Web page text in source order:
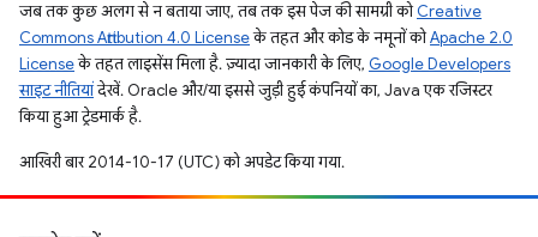
जब तक कुछ अलग से न बताया जाए, तब तक इस पेज की सामग्री कोCreative
Commons Attribution 4.0 Licenseके तहत और कोड के नमूनों कोApache 2.0
Licenseके तहत लाइसेंस मिला है. ज़्यादा जानकारी के लिए, Google Developers
साइट नीतियांदेखें. Oracle और/या इससे जुड़ी हुई कंपनियों का, Java एक रजिस्टर
किया हुआ ट्रेडमार्क है.
आखिरी बार 2014-10-17 (UTC) को अपडेट किया गया.